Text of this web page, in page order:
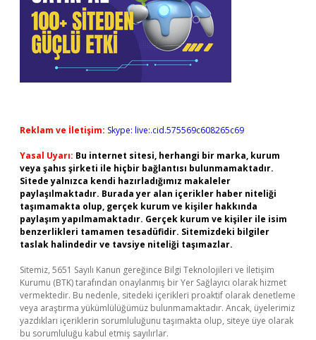
Reklam ve İletişim: Skype: live:.cid.575569c608265c69
Yasal Uyarı: Bu internet sitesi, herhangi bir marka, kurum
veya şahıs şirketi ile hiçbir bağlantısı bulunmamaktadır.
Sitede yalnızca kendi hazırladığımız makaleler
paylaşılmaktadır. Burada yer alan içerikler haber niteliği
taşımamakta olup, gerçek kurum ve kişiler hakkında
paylaşım yapılmamaktadır. Gerçek kurum ve kişiler ile isim
benzerlikleri tamamen tesadüfidir. Sitemizdeki bilgiler
taslak halindedir ve tavsiye niteliği taşımazlar.
Sitemiz, 5651 Sayılı Kanun gereğince Bilgi Teknolojileri ve İletişim
Kurumu (BTK) tarafından onaylanmış bir Yer Sağlayıcı olarak hizmet
vermektedir. Bu nedenle, sitedeki içerikleri proaktif olarak denetleme
veya araştırma yükümlülüğümüz bulunmamaktadır. Ancak, üyelerimiz
yazdıkları içeriklerin sorumluluğunu taşımakta olup, siteye üye olarak
bu sorumluluğu kabul etmiş sayılırlar.